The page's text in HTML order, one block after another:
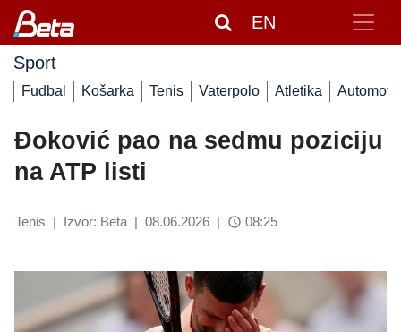
EN
Sport
Fudbal Košarka Tenis Vaterpolo Atletika Automoto
Đoković pao na sedmu poziciju
na ATP listi
Tenis | Izvor: Beta | 08.06.2026 | access_time 08:25